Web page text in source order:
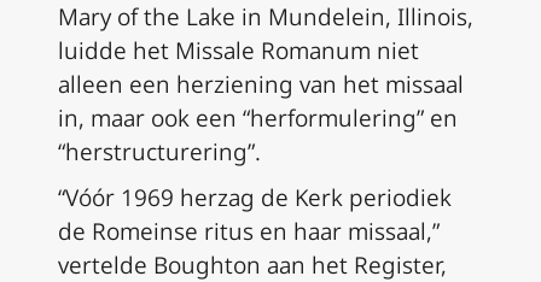
Mary of the Lake in Mundelein, Illinois,
luidde het Missale Romanum niet
alleen een herziening van het missaal
in, maar ook een “herformulering” en
“herstructurering”.
“Vóór 1969 herzag de Kerk periodiek
de Romeinse ritus en haar missaal,”
vertelde Boughton aan het Register,